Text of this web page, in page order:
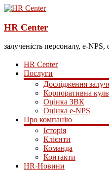
HR Center
залученість персоналу, e-
HR Center
Послуги
Дослідження
Корпоративна
Оцінка ЗВК
Оцінка e-NPS
Про компанію
Історія
Клієнти
Команда
Контакти
HR-Новини